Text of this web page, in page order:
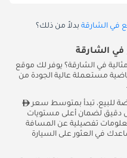
في الشارقة بدلاً من ذلك؟
في الشارقة
في الشارقة؟ يوفر لك موقع
مستعملة عالية الجودة من
دقيق لضمان أعلى مستويات
معلومات تفصيلية عن المسافة
في العثور على السيارة